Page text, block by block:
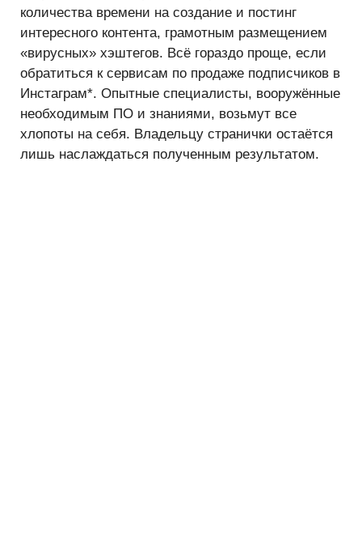
количества времени на создание и постинг
интересного контента, грамотным размещением
«вирусных» хэштегов. Всё гораздо проще, если
обратиться к сервисам по продаже подписчиков в
Инстаграм*. Опытные специалисты, вооружённые
необходимым ПО и знаниями, возьмут все
хлопоты на себя. Владельцу странички остаётся
лишь наслаждаться полученным результатом.